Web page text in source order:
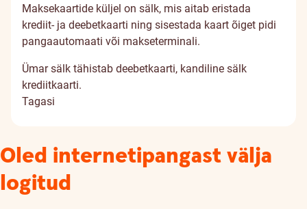
Maksekaartide küljel on sälk, mis aitab eristada
krediit- ja deebetkaarti ning sisestada kaart õiget pidi
pangaautomaati või makseterminali.
Ümar sälk tähistab deebetkaarti, kandiline sälk
krediitkaarti.
Tagasi
Oled internetipangast välja
logitud